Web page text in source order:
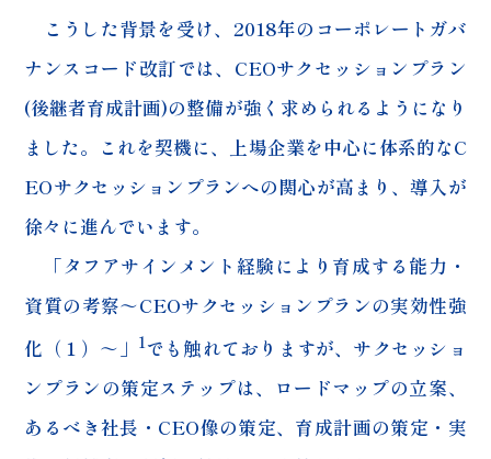
こうした背景を受け、2018年のコーポレートガバ
ナンスコード改訂では、CEOサクセッションプラン
(後継者育成計画)の整備が強く求められるようになり
ました。これを契機に、上場企業を中心に体系的なC
EOサクセッションプランへの関心が高まり、導入が
徐々に進んでいます。
「タフアサインメント経験により育成する能力・
資質の考察～CEOサクセッションプランの実効性強
化（１）～」 1でも触れておりますが、サクセッショ
ンプランの策定ステップは、ロードマップの立案、
あるべき社長・CEO像の策定、育成計画の策定・実